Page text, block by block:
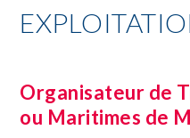
Organisateur de
ou Maritimes de